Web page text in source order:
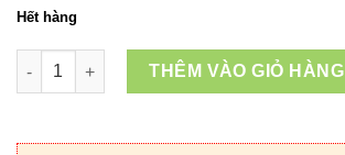
Hết hàng
Bạch Phục Linh Sấy Khô số lượng
THÊM VÀO GIỎ HÀNG